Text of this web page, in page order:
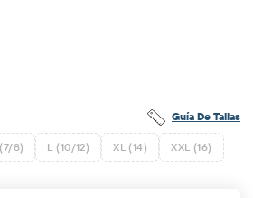
Guía De Tallas
8) L (10/12) XL (14) XXL (16)